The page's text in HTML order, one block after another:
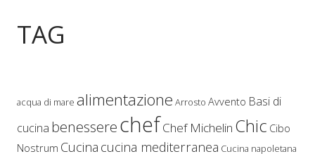
TAG
acqua di mare alimentazione Arrosto Avvento Basi di
cucina benesserechefChef Michelin Chic Cibo
Nostrum Cucina cucina mediterranea Cucina napoletana